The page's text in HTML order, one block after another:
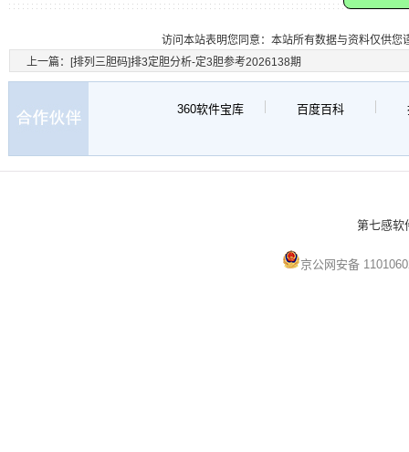
访问本站表明您同意：本站所有数据与资料仅供
上一篇：
[排列三胆码]排3定胆分析-定3胆参考2026138期
360软件宝库 百度百科
第七感软
京公网安备